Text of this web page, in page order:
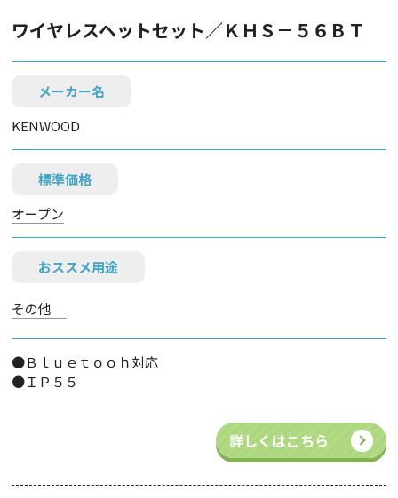
ワイヤレスヘットセット／ＫＨＳ－５６ＢＴ
メーカー名
KENWOOD
標準価格
オープン
おススメ用途
その他
●Ｂｌｕｅｔｏｏｈ対応
●ＩＰ５５
詳しくはこちら